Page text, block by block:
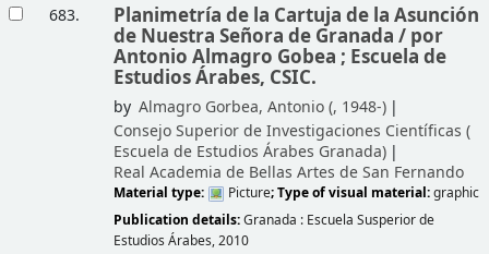
683. Planimetría de la Cartuja de la Asunción
de Nuestra Señora de Granada / por
Antonio Almagro Gobea ; Escuela de
Estudios Árabes, CSIC.
by Almagro Gorbea, Antonio (, 1948-)
Consejo Superior de Investigaciones Científicas (
Escuela de Estudios Árabes Granada)
Real Academia de Bellas Artes de San Fernando
Material type: Picture; Type of visual material:graphic
Publication details:Granada : Escuela Susperior de
Estudios Árabes,2010